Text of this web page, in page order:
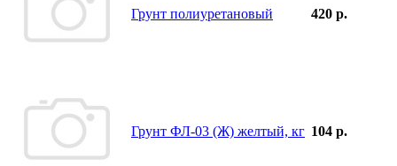
Грунт полиуретановый 420 р.
Грунт ФЛ-03 (Ж) желтый, кг 104 р.